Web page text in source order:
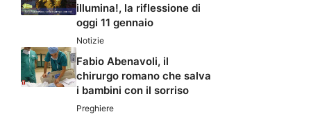
illumina!, la riflessione di
oggi 11 gennaio
Notizie
Fabio Abenavoli, il
chirurgo romano che salva
i bambini con il sorriso
Preghiere